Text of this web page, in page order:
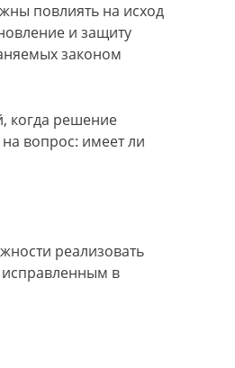
повлиять на исход
и защиту
законом
когда решение
вопрос: имеет ли
реализовать
исправленным в